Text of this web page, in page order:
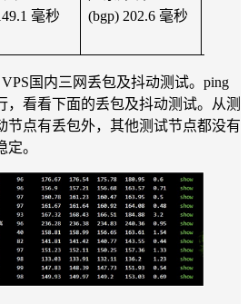
毫秒
(bgp) 202.6 毫秒
国内三网丢包及抖动测试。ping
，看看下面的丢包及抖动测试。从测
节点有丢包外，其他测试节点都没有
。